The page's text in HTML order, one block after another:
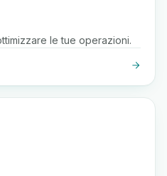
le tue operazioni.